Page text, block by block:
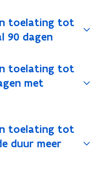
toelating tot
90 dagen
toelating tot
met
toelating tot
duur meer